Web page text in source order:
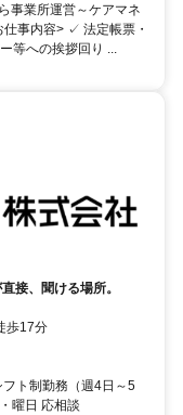
事業所運営～ケアマネ
事内容> ✓ 法定帳票・
等への挨拶回り ...
接、聞ける場所。
歩17分
ト制勤務（週4日～5
曜日 応相談